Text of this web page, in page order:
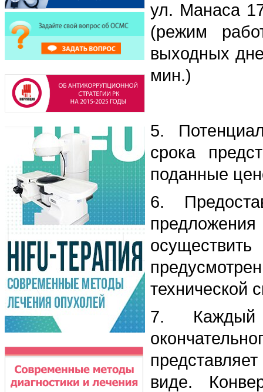
ул. Манаса
(режим
выходных
мин.)
5.
срока
поданные
6.
технической
7. Каждый
виде.